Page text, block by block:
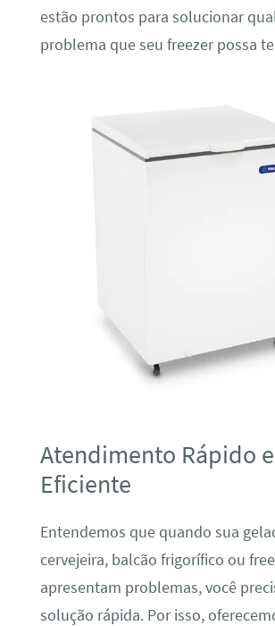
estão prontos para solucionar
problema que seu freezer possa
Atendimento Rápido e
Eficiente
Entendemos que quando sua
cervejeira, balcão frigorífico ou
apresentam problemas, você
solução rápida. Por isso,